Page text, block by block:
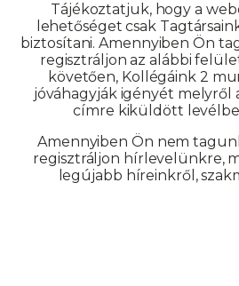
Tájékoztatjuk, hogy a
lehetőséget csak
biztosítani. Amennyiben Ön
regisztráljon az alábbi
követően, Kollégáink 2
jóváhagyják igényét melyről
címre kiküldött
Amennyiben Ön nem
regisztráljon hírlevelünkre,
legújabb híreinkről,